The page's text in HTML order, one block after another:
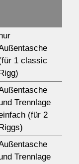
1 classic
Trennlage
(für 2
Trennlage